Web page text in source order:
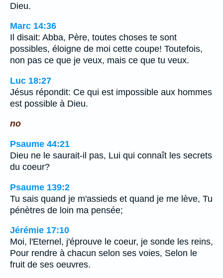
Dieu.
Marc 14:36
Il disait: Abba, Père, toutes choses te sont
possibles, éloigne de moi cette coupe! Toutefois,
non pas ce que je veux, mais ce que tu veux.
Luc 18:27
Jésus répondit: Ce qui est impossible aux hommes
est possible à Dieu.
no
Psaume 44:21
Dieu ne le saurait-il pas, Lui qui connaît les secrets
du coeur?
Psaume 139:2
Tu sais quand je m'assieds et quand je me lève, Tu
pénètres de loin ma pensée;
Jérémie 17:10
Moi, l'Eternel, j'éprouve le coeur, je sonde les reins,
Pour rendre à chacun selon ses voies, Selon le
fruit de ses oeuvres.